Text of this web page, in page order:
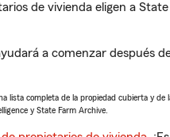
de vivienda eligen a
a comenzar después
lista completa de la propiedad cubierta y de
y State Farm Archive.